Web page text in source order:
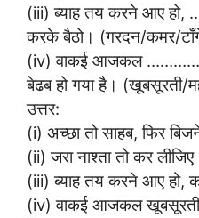
(iii) ब्याह तय करने आए
करके बैठो। (गरदन/कमर/
(iv) वाकई आजकल
बेढब हो गया है। (खूबसूरती/
उत्तर:
(i) अच्छा तो साहब, फिर
(ii) जरा नाश्ता तो कर
(iii) ब्याह तय करने आए हो,
(iv) वाकई आजकल खूबसूरती